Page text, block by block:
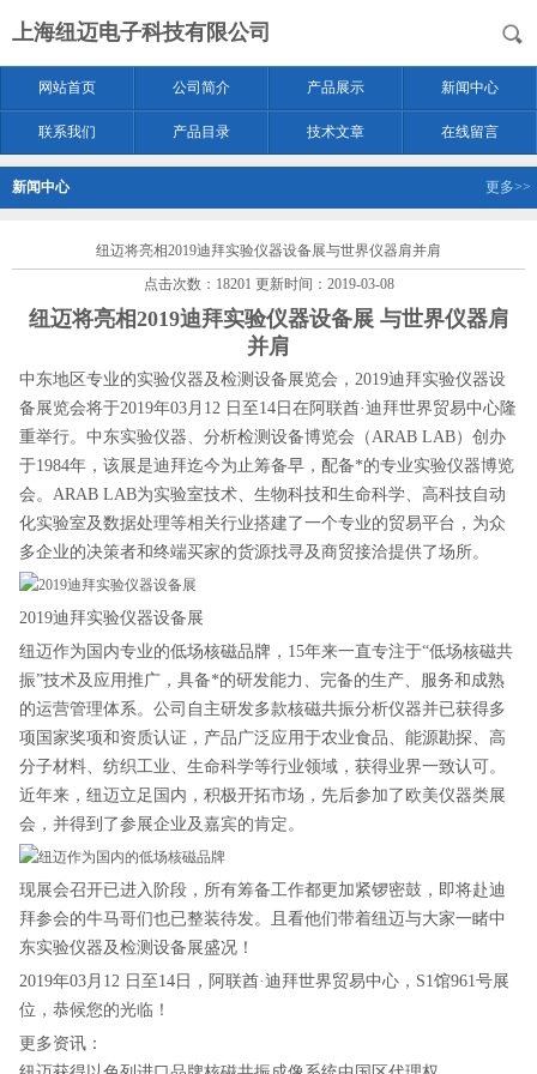
上海纽迈电子科技有限公司
网站首页 公司简介 产品展示 新闻中心
联系我们 产品目录 技术文章 在线留言
新闻中心 更多>>
纽迈将亮相2019迪拜实验仪器设备展与世界仪器肩并肩
点击次数：18201 更新时间：2019-03-08
纽迈将亮相2019迪拜实验仪器设备展 与世界仪器肩
并肩
中东地区专业的实验仪器及检测设备展览会，2019迪拜实验仪器设
备展览会将于2019年03月12 日至14日在阿联酋·迪拜世界贸易中心隆
重举行。中东实验仪器、分析检测设备博览会（ARAB LAB）创办
于1984年，该展是迪拜迄今为止筹备早，配备*的专业实验仪器博览
会。ARAB LAB为实验室技术、生物科技和生命科学、高科技自动
化实验室及数据处理等相关行业搭建了一个专业的贸易平台，为众
多企业的决策者和终端买家的货源找寻及商贸接洽提供了场所。
2019迪拜实验仪器设备展
纽迈作为国内专业的低场核磁品牌，15年来一直专注于“低场核磁共
振”技术及应用推广，具备*的研发能力、完备的生产、服务和成熟
的运营管理体系。公司自主研发多款核磁共振分析仪器并已获得多
项国家奖项和资质认证，产品广泛应用于农业食品、能源勘探、高
分子材料、纺织工业、生命科学等行业领域，获得业界一致认可。
近年来，纽迈立足国内，积极开拓市场，先后参加了欧美仪器类展
会，并得到了参展企业及嘉宾的肯定。
现展会召开已进入阶段，所有筹备工作都更加紧锣密鼓，即将赴迪
拜参会的牛马哥们也已整装待发。且看他们带着纽迈与大家一睹中
东实验仪器及检测设备展盛况！
2019年03月12 日至14日，阿联酋·迪拜世界贸易中心，S1馆961号展
位，恭候您的光临！
更多资讯：